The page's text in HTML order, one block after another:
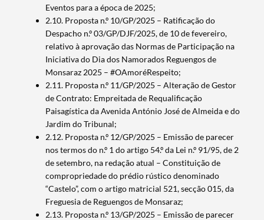
Eventos para a época de 2025;
2.10. Proposta n.º 10/GP/2025 – Ratificação do
Despacho n.º 03/GP/DJF/2025, de 10 de fevereiro,
relativo à aprovação das Normas de Participação na
Iniciativa do Dia dos Namorados Reguengos de
Monsaraz 2025 – #OAmoréRespeito;
2.11. Proposta n.º 11/GP/2025 – Alteração de Gestor
de Contrato: Empreitada de Requalificação
Paisagística da Avenida António José de Almeida e do
Jardim do Tribunal;
2.12. Proposta n.º 12/GP/2025 – Emissão de parecer
nos termos do n.º 1 do artigo 54.º da Lei n.º 91/95, de 2
de setembro, na redação atual – Constituição de
compropriedade do prédio rústico denominado
“Castelo”, com o artigo matricial 521, secção 015, da
Freguesia de Reguengos de Monsaraz;
2.13. Proposta n.º 13/GP/2025 – Emissão de parecer